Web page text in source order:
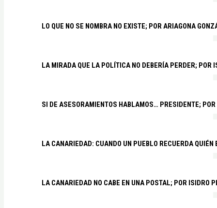
LO QUE NO SE NOMBRA NO EXISTE; POR ARIAGONA
LA MIRADA QUE LA POLÍTICA NO DEBERÍA PERDER; POR
SI DE ASESORAMIENTOS HABLAMOS… PRESIDENTE;
LA CANARIEDAD: CUANDO UN PUEBLO RECUERDA QUIÉN
LA CANARIEDAD NO CABE EN UNA POSTAL; POR ISIDRO